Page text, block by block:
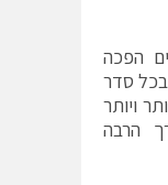
הפכה
בכל סדר
ויותר
הרבה